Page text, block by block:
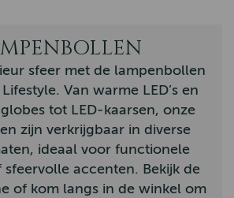
sfeer met de lampenbollen
Van warme LED’s en
tot LED‑kaarsen, onze
zijn verkrijgbaar in diverse
ideaal voor functionele
accenten. Bekijk de
of kom langs in de winkel om